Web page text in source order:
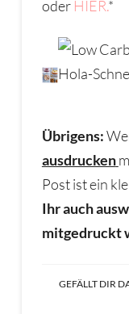
oder HIER.*
Übrigens:
ausdrucken
Post ist ein
Ihr auch
mitgedruckt
GEFÄLLT DIR